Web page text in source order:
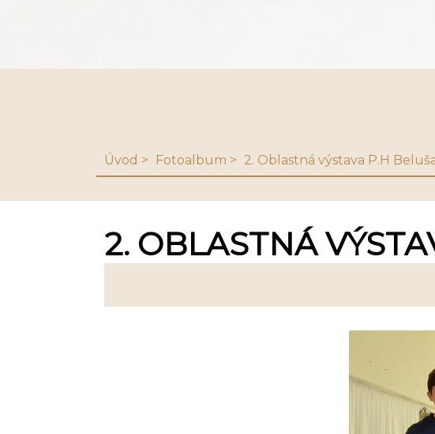
Úvod Fotoalbum 2. Oblastná výstava P.H
2. OBLASTNÁ